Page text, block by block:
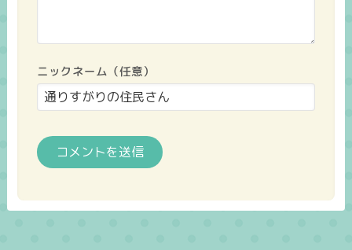
ニックネーム（任意）